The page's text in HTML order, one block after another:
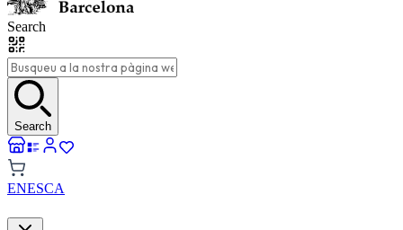
Search
Search
ENESCA